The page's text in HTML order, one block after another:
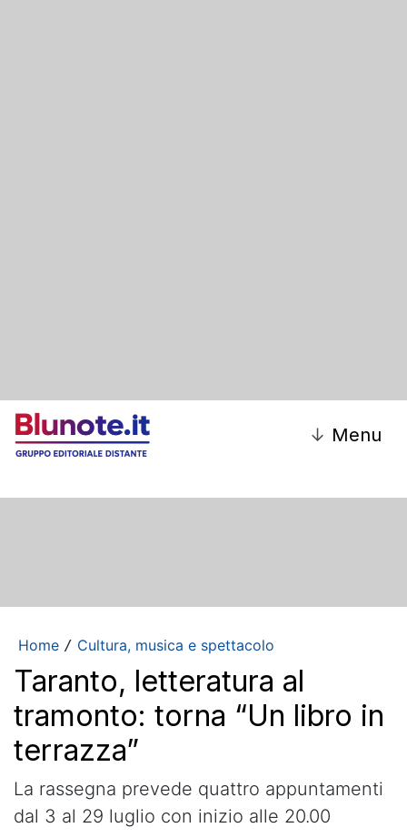
↓ Menu
Home / Cultura, musica e spettacolo
Taranto, letteratura al
tramonto: torna “Un libro in
terrazza”
La rassegna prevede quattro appuntamenti
dal 3 al 29 luglio con inizio alle 20.00